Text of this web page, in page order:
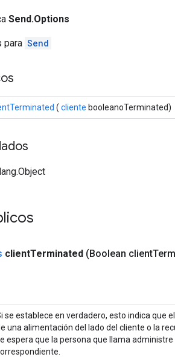
Send.Options
para Send
( cliente booleanoTerminated)
clientTerminated (Boolean client
se establece en verdadero, esto indica que
una alimentación del lado del cliente o la
espera que la persona que llama